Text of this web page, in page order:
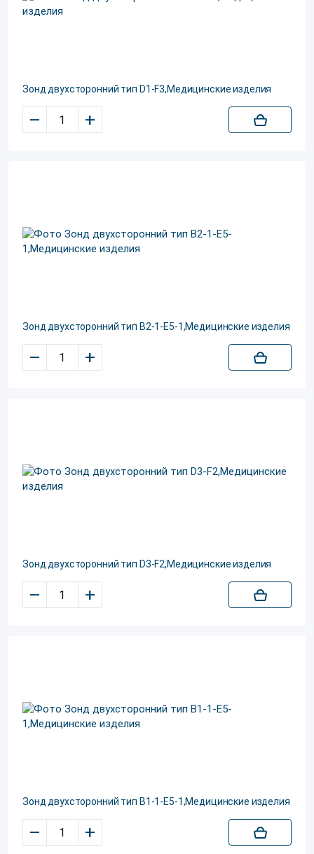
Зонд двухсторонний тип D1-F3,Медицинские изделия
– +
Зонд двухсторонний тип В2-1-Е5-1,Медицинские изделия
– +
Зонд двухсторонний тип D3-F2,Медицинские изделия
– +
Зонд двухсторонний тип В1-1-Е5-1,Медицинские изделия
– +